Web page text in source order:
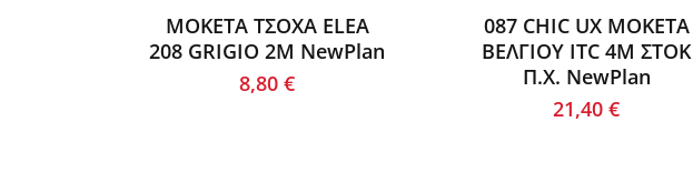
ΜΟΚΕΤΑ ΤΣΟΧΑ ELEA
208 GRIGIO 2M NewPlan
8,80 €
087 CHIC UX ΜΟΚΕΤΑ
ΒΕΛΓΙΟΥ ITC 4M ΣΤΟΚ
Π.Χ. NewPlan
21,40 €